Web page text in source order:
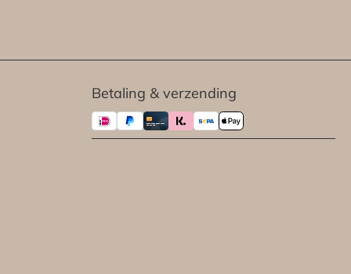
Betaling & verzending